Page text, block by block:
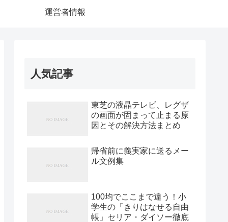
運営者情報
人気記事
東芝の液晶テレビ、レグザ
の画面が固まって止まる原
因とその解決方法まとめ
帰省前に義実家に送るメー
ル文例集
100均でここまで違う！小
学生の「きりはなせる自由
帳」セリア・ダイソー徹底